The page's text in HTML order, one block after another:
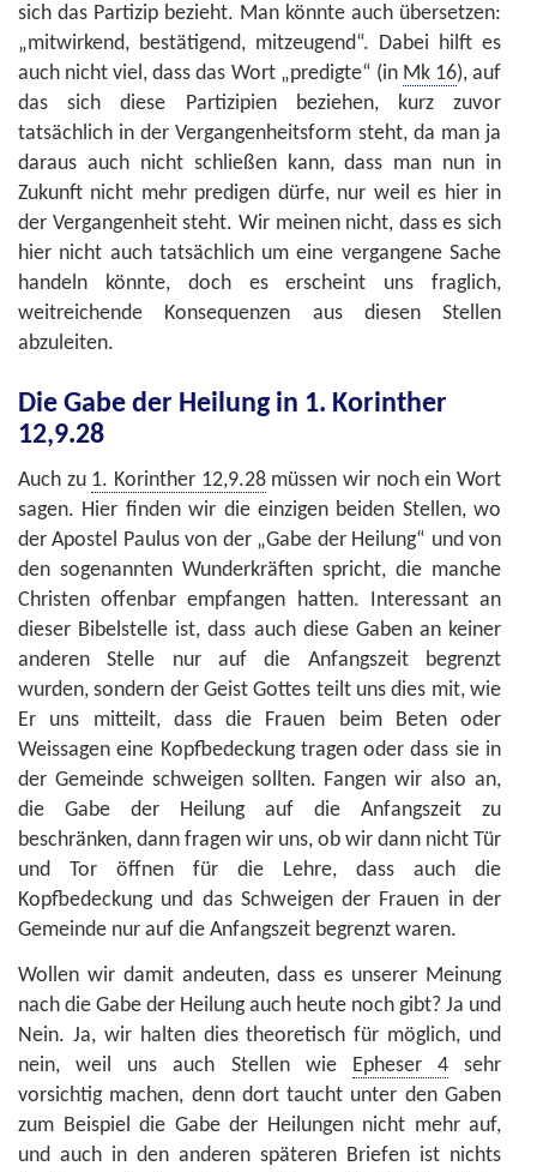
sich das Partizip bezieht. Man könnte auch übersetzen:
„mitwirkend, bestätigend, mitzeugend“. Dabei hilft es
auch nicht viel, dass das Wort „predigte“ (in Mk 16), auf
das sich diese Partizipien beziehen, kurz zuvor
tatsächlich in der Vergangenheitsform steht, da man ja
daraus auch nicht schließen kann, dass man nun in
Zukunft nicht mehr predigen dürfe, nur weil es hier in
der Vergangenheit steht. Wir meinen nicht, dass es sich
hier nicht auch tatsächlich um eine vergangene Sache
handeln könnte, doch es erscheint uns fraglich,
weitreichende Konsequenzen aus diesen Stellen
abzuleiten.
Die Gabe der Heilung in 1. Korinther
12,9.28
Auch zu 1. Korinther 12,9.28müssen wir noch ein Wort
sagen. Hier finden wir die einzigen beiden Stellen, wo
der Apostel Paulus von der „Gabe der Heilung“ und von
den sogenannten Wunderkräften spricht, die manche
Christen offenbar empfangen hatten. Interessant an
dieser Bibelstelle ist, dass auch diese Gaben an keiner
anderen Stelle nur auf die Anfangszeit begrenzt
wurden, sondern der Geist Gottes teilt uns dies mit, wie
Er uns mitteilt, dass die Frauen beim Beten oder
Weissagen eine Kopfbedeckung tragen oder dass sie in
der Gemeinde schweigen sollten. Fangen wir also an,
die Gabe der Heilung auf die Anfangszeit zu
beschränken, dann fragen wir uns, ob wir dann nicht Tür
und Tor öffnen für die Lehre, dass auch die
Kopfbedeckung und das Schweigen der Frauen in der
Gemeinde nur auf die Anfangszeit begrenzt waren.
Wollen wir damit andeuten, dass es unserer Meinung
nach die Gabe der Heilung auch heute noch gibt? Ja und
Nein. Ja, wir halten dies theoretisch für möglich, und
nein, weil uns auch Stellen wie
Epheser 4sehr
vorsichtig machen, denn dort taucht unter den Gaben
zum Beispiel die Gabe der Heilungen nicht mehr auf,
und auch in den anderen späteren Briefen ist nichts